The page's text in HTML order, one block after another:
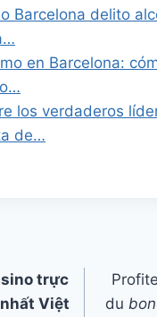
Barcelona delito
en Barcelona:
los verdaderos
de…
trực
Việt
du